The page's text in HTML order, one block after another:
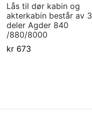
Lås til dør kabin og
akterkabin består av 3
deler Agder 840
/880/8000
kr673